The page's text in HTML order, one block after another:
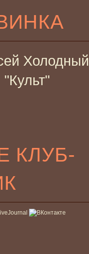
Холодный
"Культ"
КЛУБ-